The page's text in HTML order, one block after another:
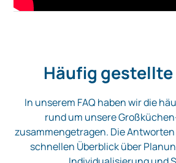
Häufig gestellte
In unserem FAQ haben wir die
rund um unsere
zusammengetragen. Die
schnellen Überblick über